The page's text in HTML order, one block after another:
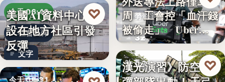
今天 06:40
社會反彈
文字
美國AI資料中心建
設在地方社區引發
反彈
♡
今天 06:31
勞資爭議
32
周 工會控「血汗錢
被偷走」 Uber…
昨天 23:13
漢光演習》防空飛
♡